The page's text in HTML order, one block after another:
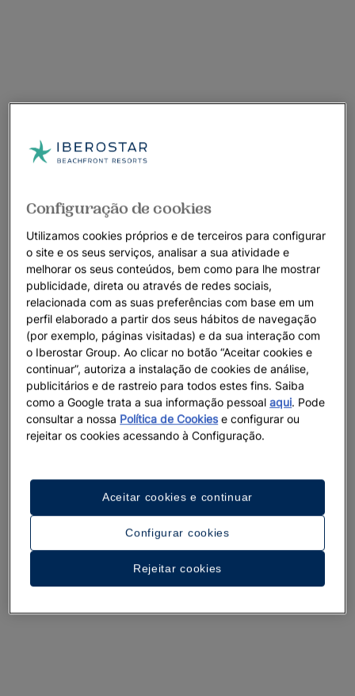
Configuração de cookies
Utilizamos cookies próprios e de terceiros para configurar
o site e os seus serviços, analisar a sua atividade e
melhorar os seus conteúdos, bem como para lhe mostrar
publicidade, direta ou através de redes sociais,
relacionada com as suas preferências com base em um
perfil elaborado a partir dos seus hábitos de navegação
(por exemplo, páginas visitadas) e da sua interação com
o Iberostar Group. Ao clicar no botão “Aceitar cookies e
continuar”, autoriza a instalação de cookies de análise,
publicitários e de rastreio para todos estes fins. Saiba
como a Google trata a sua informação pessoalaqui. Pode
consultar a nossa Política de Cookiese configurar ou
rejeitar os cookies acessando à Configuração.
Configurar cookies
Rejeitar cookies
Aceitar cookies e continuar